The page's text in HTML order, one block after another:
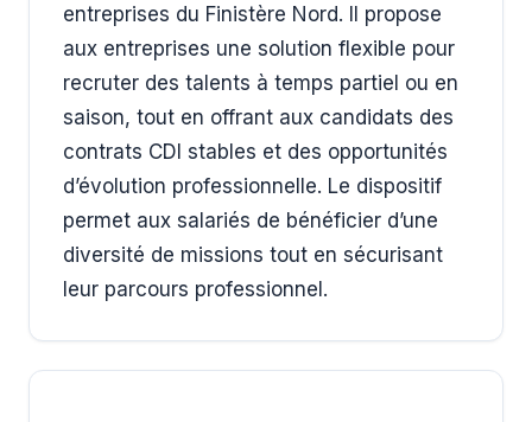
entreprises du Finistère Nord. Il propose
aux entreprises une solution flexible pour
recruter des talents à temps partiel ou en
saison, tout en offrant aux candidats des
contrats CDI stables et des opportunités
d’évolution professionnelle. Le dispositif
permet aux salariés de bénéficier d’une
diversité de missions tout en sécurisant
leur parcours professionnel.